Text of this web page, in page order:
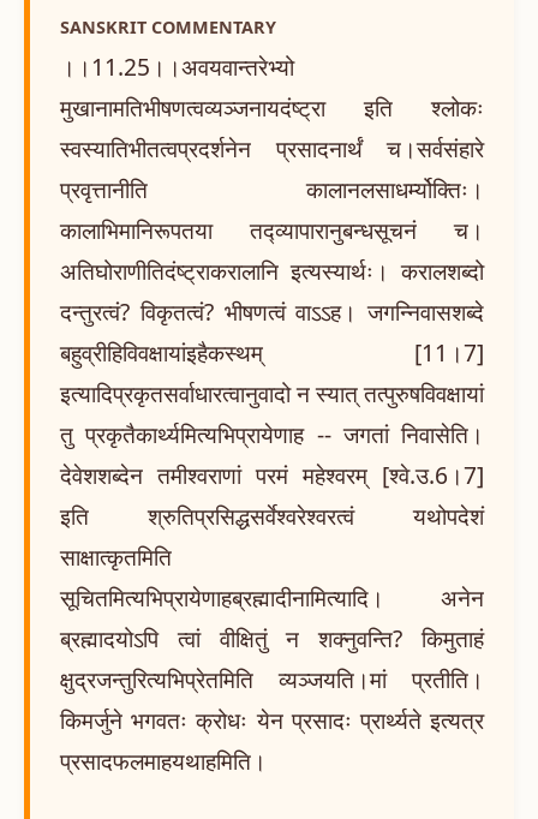
SANSKRIT COMMENTARY
।।11.25।।अवयवान्तरेभ्यो
मुखानामतिभीषणत्वव्यञ्जनायदंष्ट्रा इति श्लोकः
स्वस्यातिभीतत्वप्रदर्शनेन प्रसादनार्थं च।सर्वसंहारे
प्रवृत्तानीति कालानलसाधर्म्योक्तिः।
कालाभिमानिरूपतया तद्व्यापारानुबन्धसूचनं च।
अतिघोराणीतिदंष्ट्राकरालानि इत्यस्यार्थः। करालशब्दो
दन्तुरत्वं? विकृतत्वं? भीषणत्वं वाऽऽह। जगन्निवासशब्दे
बहुव्रीहिविवक्षायांइहैकस्थम् [11।7]
इत्यादिप्रकृतसर्वाधारत्वानुवादो न स्यात् तत्पुरुषविवक्षायां
तु प्रकृतैकार्थ्यमित्यभिप्रायेणाह -- जगतां निवासेति।
देवेशशब्देन तमीश्वराणां परमं महेश्वरम् [श्वे.उ.6।7]
इति श्रुतिप्रसिद्धसर्वेश्वरेश्वरत्वं यथोपदेशं
साक्षात्कृतमिति
सूचितमित्यभिप्रायेणाहब्रह्मादीनामित्यादि। अनेन
ब्रह्मादयोऽपि त्वां वीक्षितुं न शक्नुवन्ति? किमुताहं
क्षुद्रजन्तुरित्यभिप्रेतमिति व्यञ्जयति।मां प्रतीति।
किमर्जुने भगवतः क्रोधः येन प्रसादः प्रार्थ्यते इत्यत्र
प्रसादफलमाहयथाहमिति।